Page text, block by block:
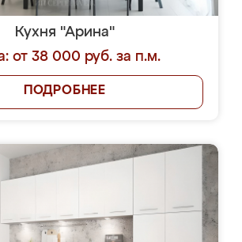
Кухня "Арина"
от 38 000 руб. за п.м.
ПОДРОБНЕЕ